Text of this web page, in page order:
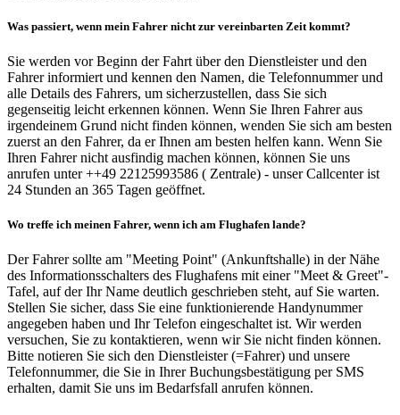
Was passiert, wenn mein Fahrer nicht zur vereinbarten Zeit kommt?
Sie werden vor Beginn der Fahrt über den Dienstleister und den
Fahrer informiert und kennen den Namen, die Telefonnummer und
alle Details des Fahrers, um sicherzustellen, dass Sie sich
gegenseitig leicht erkennen können. Wenn Sie Ihren Fahrer aus
irgendeinem Grund nicht finden können, wenden Sie sich am besten
zuerst an den Fahrer, da er Ihnen am besten helfen kann. Wenn Sie
Ihren Fahrer nicht ausfindig machen können, können Sie uns
anrufen unter ++49 22125993586 ( Zentrale) - unser Callcenter ist
24 Stunden an 365 Tagen geöffnet.
Wo treffe ich meinen Fahrer, wenn ich am Flughafen lande?
Der Fahrer sollte am "Meeting Point" (Ankunftshalle) in der Nähe
des Informationsschalters des Flughafens mit einer "Meet & Greet"-
Tafel, auf der Ihr Name deutlich geschrieben steht, auf Sie warten.
Stellen Sie sicher, dass Sie eine funktionierende Handynummer
angegeben haben und Ihr Telefon eingeschaltet ist. Wir werden
versuchen, Sie zu kontaktieren, wenn wir Sie nicht finden können.
Bitte notieren Sie sich den Dienstleister (=Fahrer) und unsere
Telefonnummer, die Sie in Ihrer Buchungsbestätigung per SMS
erhalten, damit Sie uns im Bedarfsfall anrufen können.